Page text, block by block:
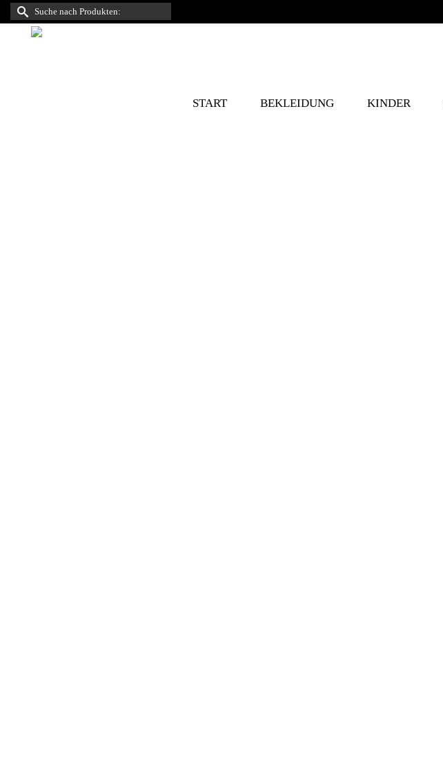
Suche
nach:
START BEKLEIDUNG KINDER